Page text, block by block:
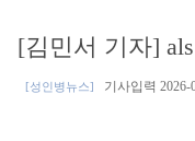
[김민서 기자]
[성인병뉴스] 기사입력 2026-